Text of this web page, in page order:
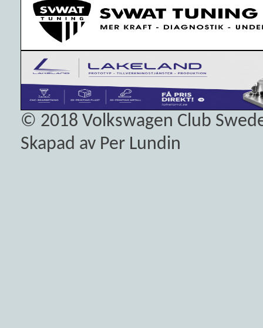
© 2018 Volkswagen Club
Skapad av Per Lundin